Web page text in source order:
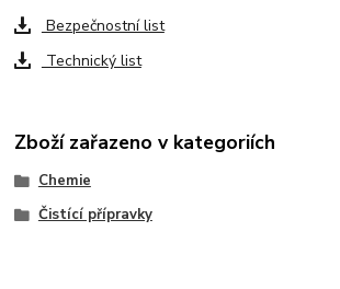
Bezpečnostní list
Technický list
Zboží zařazeno v kategoriích
Chemie
Čistící přípravky